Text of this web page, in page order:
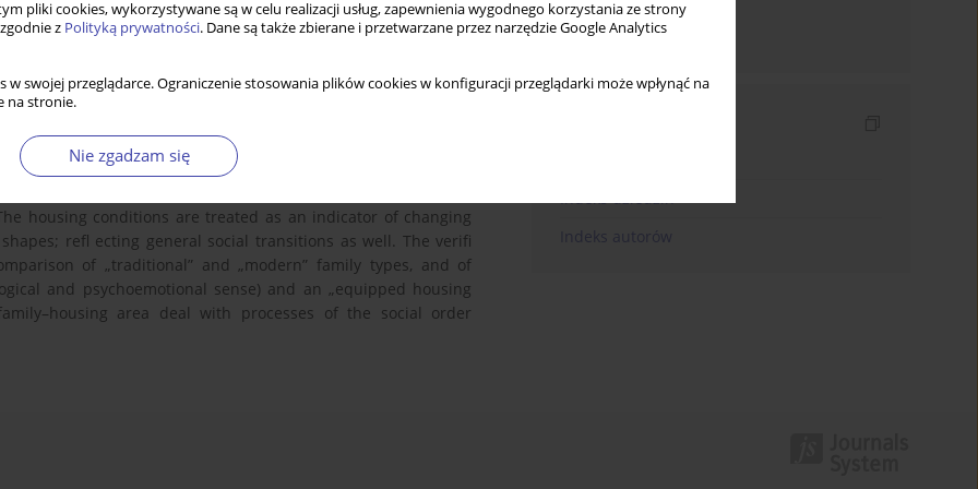
pliki cookies, wykorzystywane są w celu realizacji usług, zapewnienia wygodnego korzystania ze strony
z Polityką prywatności. Dane są także zbierane i przetwarzane przez narzędzie Google Analytics
w swojej przeglądarce. Ograniczenie stosowania plików cookies w konfiguracji przeglądarki może wpłynąć na
na stronie.
Nie zgadzam się
as the important dependant variable to the housing
housing conditions are treated as an indicator of changing
refl ecting general social transitions as well. The verifi
of „traditional” and „modern” family types, and of
and psychoemotional sense) and an „equipped housing
area deal with processes of the social order
Wyślij mailem
Indeks dziedzin
Indeks autorów